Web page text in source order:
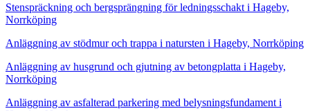
Stenspräckning och bergsprängning för ledningsschakt i Hageby,
Norrköping
Anläggning av stödmur och trappa i natursten i Hageby, Norrköping
Anläggning av husgrund och gjutning av betongplatta i Hageby,
Norrköping
Anläggning av asfalterad parkering med belysningsfundament i